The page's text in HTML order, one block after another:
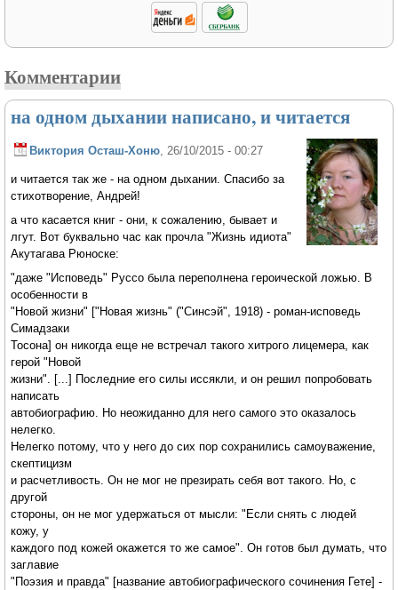
Комментарии
на одном дыхании написано, и читается
Виктория Осташ-Хоню , 26/10/2015 - 00:27
и читается так же - на одном дыхании. Спасибо за
стихотворение, Андрей!
а что касается книг - они, к сожалению, бывает и
лгут. Вот буквально час как прочла "Жизнь идиота"
Акутагава Рюноске:
"даже "Исповедь" Руссо была переполнена героической ложью. В
особенности в
"Новой жизни" ["Новая жизнь" ("Синсэй", 1918) - роман-исповедь
Симадзаки
Тосона] он никогда еще не встречал такого хитрого лицемера, как
герой "Новой
жизни". [...] Последние его силы иссякли, и он решил попробовать
написать
автобиографию. Но неожиданно для него самого это оказалось
нелегко.
Нелегко потому, что у него до сих пор сохранились самоуважение,
скептицизм
и расчетливость. Он не мог не презирать себя вот такого. Но, с
другой
стороны, он не мог удержаться от мысли: "Если снять с людей
кожу, у
каждого под кожей окажется то же самое". Он готов был думать, что
заглавие
"Поэзия и правда" [название автобиографического сочинения Гете] -